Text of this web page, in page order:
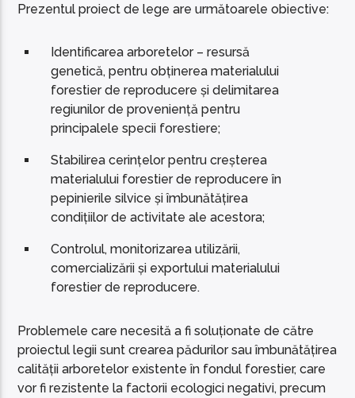
Prezentul proiect de lege are următoarele obiective:
Identificarea arboretelor – resursă
genetică, pentru obținerea materialului
forestier de reproducere și delimitarea
regiunilor de proveniență pentru
principalele specii forestiere;
Stabilirea cerințelor pentru creșterea
materialului forestier de reproducere în
pepinierile silvice și îmbunătățirea
condițiilor de activitate ale acestora;
Controlul, monitorizarea utilizării,
comercializării și exportului materialului
forestier de reproducere.
Problemele care necesită a fi soluționate de către
proiectul legii sunt crearea pădurilor sau îmbunătățirea
calității arboretelor existente în fondul forestier, care
vor fi rezistente la factorii ecologici negativi, precum